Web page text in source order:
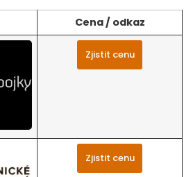
Cena / odkaz
Zjistit cenu
Zjistit cenu